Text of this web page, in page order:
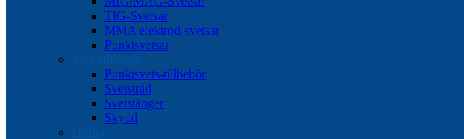
TIG-Svetsar
MMA elektrod-svetsar
Punktsvetsar
Punktsvets-tillbehör
Svetstråd
Svetstänger
Skydd